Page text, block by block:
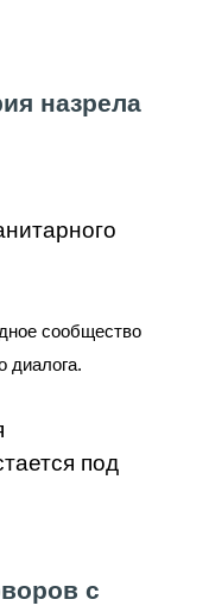
назрела
сообщество
диалога.
под
с